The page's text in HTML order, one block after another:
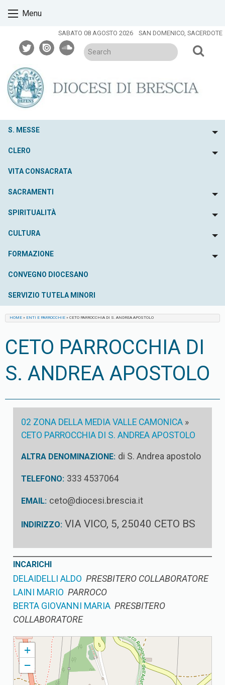
Menu
SABATO 08 AGOSTO 2026 SAN DOMENICO, SACERDOTE
twitterissuusoundcloud
S. MESSE
CLERO
VITA CONSACRATA
SACRAMENTI
SPIRITUALITÀ
CULTURA
FORMAZIONE
CONVEGNO DIOCESANO
SERVIZIO TUTELA MINORI
HOME » ENTI E PARROCCHIE » CETO PARROCCHIA DI S. ANDREA APOSTOLO
CETO PARROCCHIA DI
S. ANDREA APOSTOLO
02 ZONA DELLA MEDIA VALLE CAMONICA »
CETO PARROCCHIA DI S. ANDREA APOSTOLO
ALTRA DENOMINAZIONE: di S. Andrea apostolo
TELEFONO: 333 4537064
EMAIL: ceto@diocesi.brescia.it
INDIRIZZO: VIA VICO, 5, 25040 CETO BS
INCARICHI
DELAIDELLI ALDO PRESBITERO COLLABORATORE
LAINI MARIO PARROCO
BERTA GIOVANNI MARIA PRESBITERO
COLLABORATORE
CETO PARROCCHIA DI S. ANDREA APOSTOLO
+
−